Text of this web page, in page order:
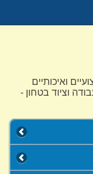
ואיכותיים
וציוד בטחון -